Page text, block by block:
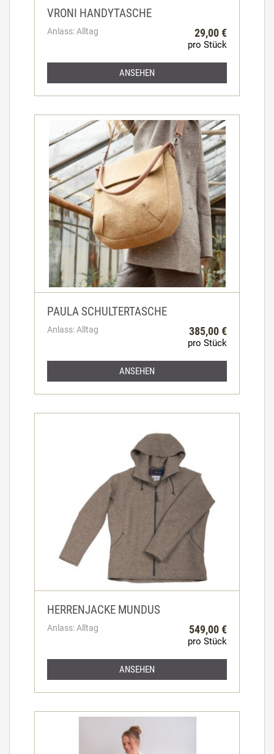
VRONI HANDYTASCHE
Anlass: Alltag 29,00 €
pro Stück
ANSEHEN
PAULA SCHULTERTASCHE
Anlass: Alltag 385,00 €
pro Stück
ANSEHEN
HERRENJACKE MUNDUS
Anlass: Alltag 549,00 €
pro Stück
ANSEHEN